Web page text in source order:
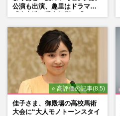
公演も出演、趣里はドラマ
⭐ 高評価の記事(8.5)
佳子さま、御殿場の高校馬術
大会に“大人モノトーンスタイ